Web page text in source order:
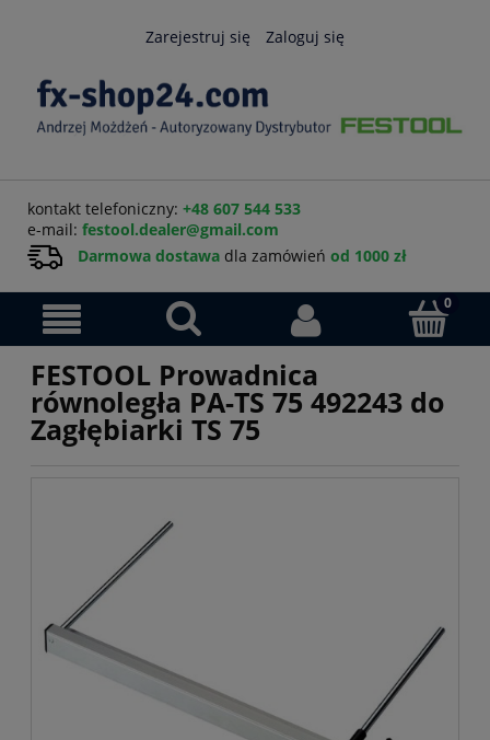
Zarejestruj się Zaloguj się
kontakt telefoniczny: +48 607 544 533
e-mail: festool.dealer@gmail.com
Darmowa dostawa dla zamówień od 1000 zł
FESTOOL Prowadnica
równoległa PA-TS 75 492243 do
Zagłębiarki TS 75